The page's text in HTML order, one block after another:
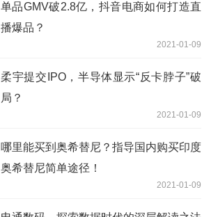
单品GMV破2.8亿，抖音电商如何打造直
播爆品？
2021-01-09
柔宇提交IPO，半导体显示“反卡脖子”破
局？
2021-01-09
哪里能买到奥希替尼？指导国内购买印度
奥希替尼简单途径！
2021-01-09